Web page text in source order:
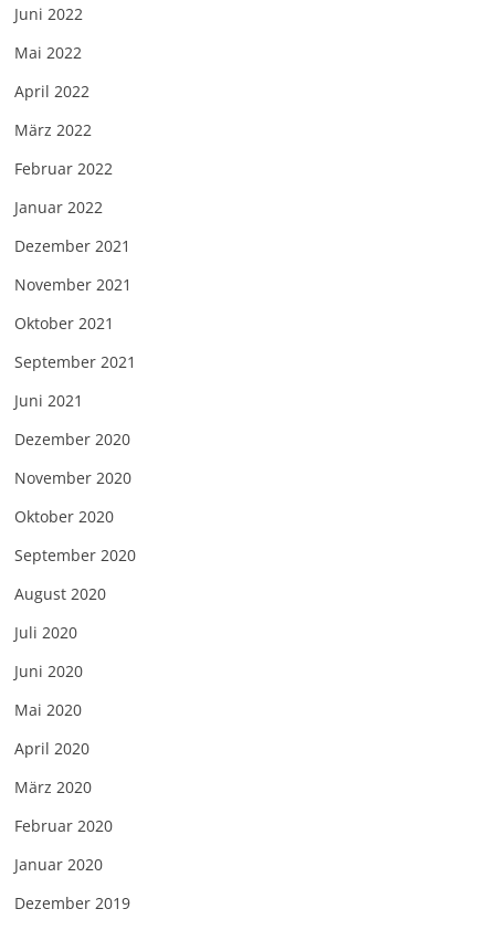
Juni 2022
Mai 2022
April 2022
März 2022
Februar 2022
Januar 2022
Dezember 2021
November 2021
Oktober 2021
September 2021
Juni 2021
Dezember 2020
November 2020
Oktober 2020
September 2020
August 2020
Juli 2020
Juni 2020
Mai 2020
April 2020
März 2020
Februar 2020
Januar 2020
Dezember 2019